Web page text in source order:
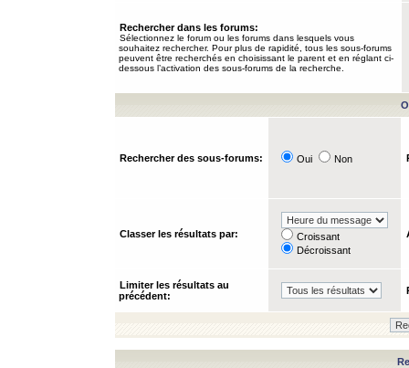
Rechercher dans les forums:
Sélectionnez le forum ou les forums dans lesquels vous
souhaitez rechercher. Pour plus de rapidité, tous les sous-forums
peuvent être recherchés en choisissant le parent et en réglant ci-
dessous l’activation des sous-forums de la recherche.
Rechercher des sous-forums: Oui Non
Classer les résultats par:
Croissant
Décroissant
Limiter les résultats au
précédent: